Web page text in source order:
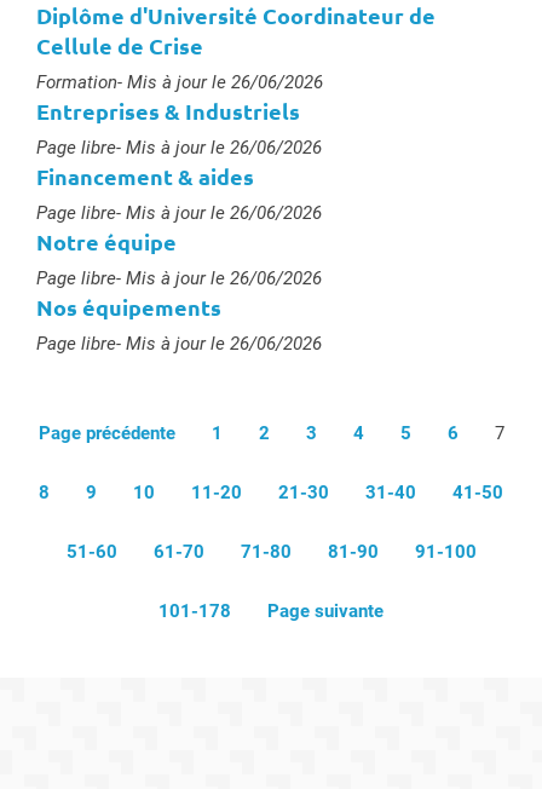
Diplôme d'Université Coordinateur de
Cellule de Crise
Type :
Formation- Mis à jour le 26/06/2026
Entreprises & Industriels
Type :
Page libre- Mis à jour le 26/06/2026
Financement & aides
Type :
Page libre- Mis à jour le 26/06/2026
Notre équipe
Type :
Page libre- Mis à jour le 26/06/2026
Nos équipements
Type :
Page libre- Mis à jour le 26/06/2026
Page précédente 1 2 3 4 5 6 7
8 9 10 11-20 21-30 31-40 41-50
51-60 61-70 71-80 81-90 91-100
101-178 Page suivante